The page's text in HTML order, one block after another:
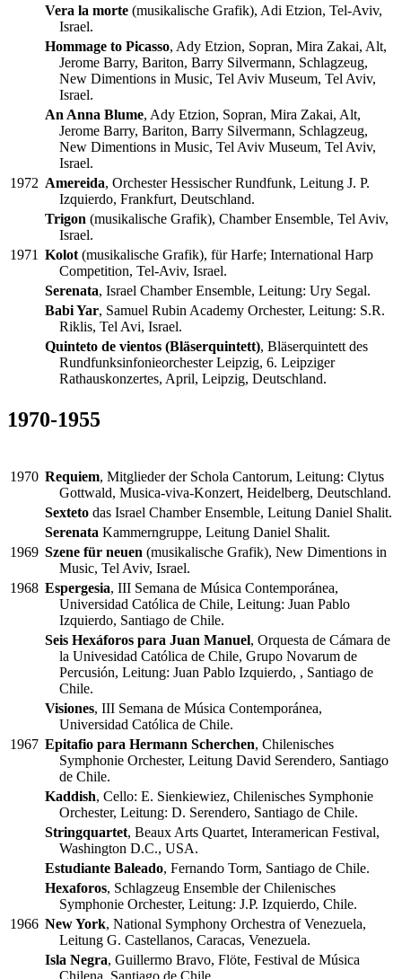
Vera la morte (musikalische Grafik), Adi Etzion, Tel-Aviv,
Israel.
Hommage to Picasso, Ady Etzion, Sopran, Mira Zakai, Alt,
Jerome Barry, Bariton, Barry Silvermann, Schlagzeug,
New Dimentions in Music, Tel Aviv Museum, Tel Aviv,
Israel.
An Anna Blume, Ady Etzion, Sopran, Mira Zakai, Alt,
Jerome Barry, Bariton, Barry Silvermann, Schlagzeug,
New Dimentions in Music, Tel Aviv Museum, Tel Aviv,
Israel.
1972 Amereida, Orchester Hessischer Rundfunk, Leitung J. P.
Izquierdo, Frankfurt, Deutschland.
Trigon (musikalische Grafik), Chamber Ensemble, Tel Aviv,
Israel.
1971 Kolot(musikalische Grafik), für Harfe; International Harp
Competition, Tel-Aviv, Israel.
Serenata, Israel Chamber Ensemble, Leitung: Ury Segal.
Babi Yar, Samuel Rubin Academy Orchester, Leitung: S.R.
Riklis, Tel Avi, Israel.
Quinteto de vientos (Bläserquintett), Bläserquintett des
Rundfunksinfonieorchester Leipzig, 6. Leipziger
Rathauskonzertes, April, Leipzig, Deutschland.
1970-1955
1970 Requiem, Mitglieder der Schola Cantorum, Leitung: Clytus
Gottwald, Musica-viva-Konzert, Heidelberg, Deutschland.
Sexteto das Israel Chamber Ensemble, Leitung Daniel Shalit.
Serenata Kammerngruppe, Leitung Daniel Shalit.
1969 Szene für neuen (musikalische Grafik), New Dimentions in
Music, Tel Aviv, Israel.
1968 Espergesia, III Semana de Música Contemporánea,
Universidad Católica de Chile, Leitung: Juan Pablo
Izquierdo, Santiago de Chile.
Seis Hexáforos para Juan Manuel, Orquesta de Cámara de
la Univesidad Católica de Chile, Grupo Novarum de
Percusión, Leitung: Juan Pablo Izquierdo, , Santiago de
Chile.
Visiones, III Semana de Música Contemporánea,
Universidad Católica de Chile.
1967 Epitafio para Hermann Scherchen, Chilenisches
Symphonie Orchester, Leitung David Serendero, Santiago
de Chile.
Kaddish, Cello: E. Sienkiewiez, Chilenisches Symphonie
Orchester, Leitung: D. Serendero, Santiago de Chile.
Stringquartet, Beaux Arts Quartet, Interamerican Festival,
Washington D.C., USA.
Estudiante Baleado, Fernando Torm, Santiago de Chile.
Hexaforos, Schlagzeug Ensemble der Chilenisches
Symphonie Orchester, Leitung: J.P. Izquierdo, Chile.
1966 New York, National Symphony Orchestra of Venezuela,
Leitung G. Castellanos, Caracas, Venezuela.
Isla Negra, Guillermo Bravo, Flöte, Festival de Música